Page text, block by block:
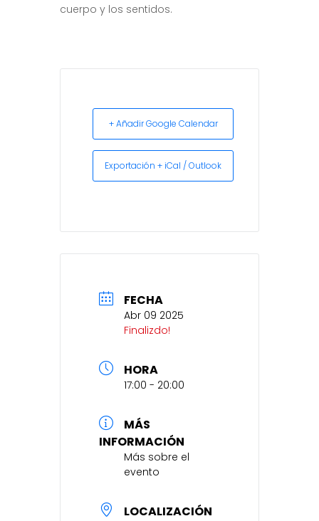
cuerpo y los sentidos.
+ Añadir Google Calendar
Exportación + iCal / Outlook
FECHA
Abr 09 2025
Finalizdo!
HORA
17:00 - 20:00
MÁS
INFORMACIÓN
Más sobre el
evento
LOCALIZACIÓN